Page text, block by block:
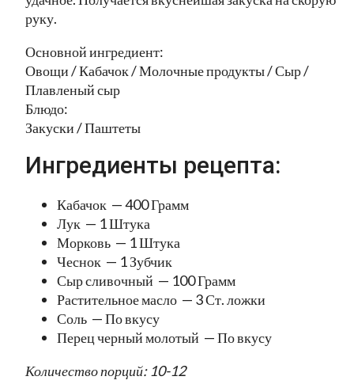
руку.
Основной ингредиент:
Овощи / Кабачок / Молочные продукты / Сыр /
Плавленый сыр
Блюдо:
Закуски / Паштеты
Ингредиенты рецепта:
Кабачок — 400 Грамм
Лук — 1 Штука
Морковь — 1 Штука
Чеснок — 1 Зубчик
Сыр сливочный — 100 Грамм
Растительное масло — 3 Ст. ложки
Соль — По вкусу
Перец черный молотый — По вкусу
Количество порций: 10-12